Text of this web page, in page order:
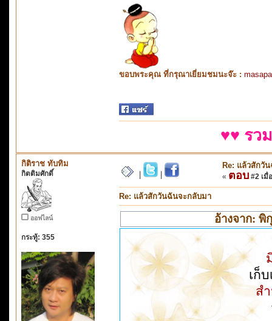
ขอบพระคุณ ที่กรุณาเยี่ยมชมนะจ๊ะ :
♥♥ รว
กิติราช ทับทิม
กิตติมศักดิ์
ออฟไลน์
กระทู้: 355
Re: แล้วสักวั
« ตอบ #2 เมื่
Re: แล้วสักวันฉันจะกลับมา
อ้างจาก: พิ
เก็
ส